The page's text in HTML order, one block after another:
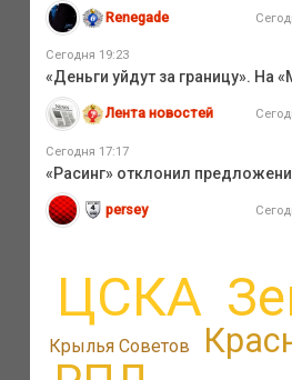
Renegade
Сегодня 19:23
«Деньги уйдут за границу». На
Лента новостей
Сегодня 17:17
«Расинг» отклонил
persey
ЦСКА
Крылья Советов